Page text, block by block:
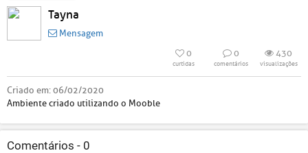
Tayna
Mensagem
0
curtidas
0
comentários
430
visualizações
Criado em:06/02/2020
Ambiente criado utilizando o Mooble
Comentários - 0